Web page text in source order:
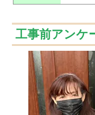
工事前アンケ